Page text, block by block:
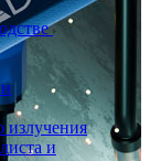
излучения
и